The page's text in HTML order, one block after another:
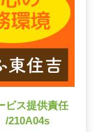
ビス提供責任
/210A04s